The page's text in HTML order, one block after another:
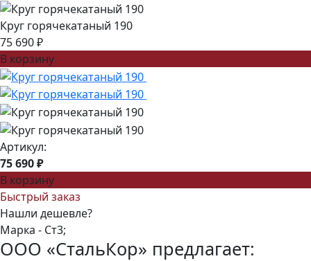
Круг горячекатаный 190
75 690 ₽
В корзину
Артикул:
75 690 ₽
В корзину
Быстрый заказ
Нашли дешевле?
Марка - Ст3;
ООО «СтальКор» предлагает: